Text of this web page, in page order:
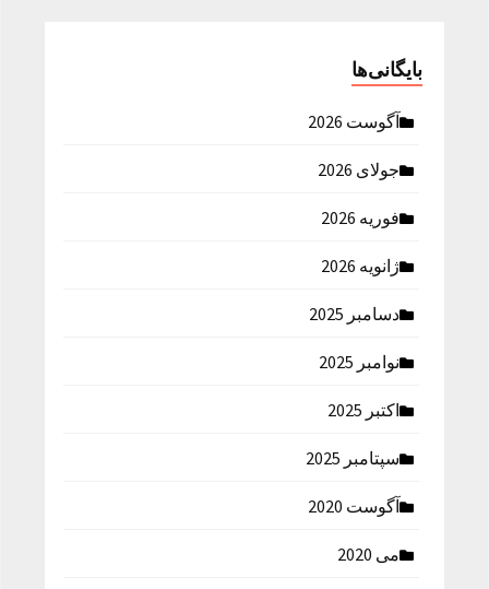
بایگانی‌ها
آگوست 2026
جولای 2026
فوریه 2026
ژانویه 2026
دسامبر 2025
نوامبر 2025
اکتبر 2025
سپتامبر 2025
آگوست 2020
می 2020